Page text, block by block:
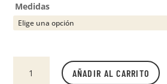
Medidas
AÑADIR AL CARRITO